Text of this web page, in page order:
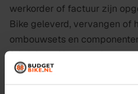
werkorder of factuur zijn
Bike geleverd, vervangen of
ombouwsets en
fabrieks- of
voorwaarden. De klant